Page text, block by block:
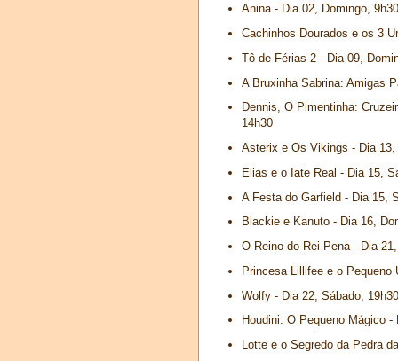
Anina - Dia 02, Domingo, 9h30
Cachinhos Dourados e os 3
Tô de Férias 2 - Dia 09,
A Bruxinha Sabrina: Amigas
Dennis, O Pimentinha:
14h30
Asterix e Os Vikings - Dia 13,
Elias e o Iate Real - Dia 15,
A Festa do Garfield - Dia 15,
Blackie e Kanuto - Dia 16,
O Reino do Rei Pena - Dia
Princesa Lillifee e o Pequeno
Wolfy - Dia 22, Sábado, 19h30
Houdini: O Pequeno Mágico -
Lotte e o Segredo da Pedra